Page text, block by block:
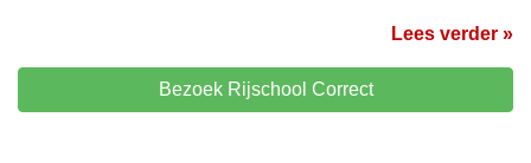
Lees verder »
Bezoek Rijschool Correct